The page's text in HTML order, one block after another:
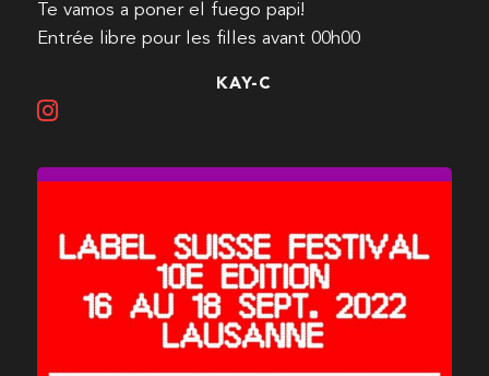
Te vamos a poner el fuego papi!
Entrée libre pour les filles avant 00h00
KAY-C